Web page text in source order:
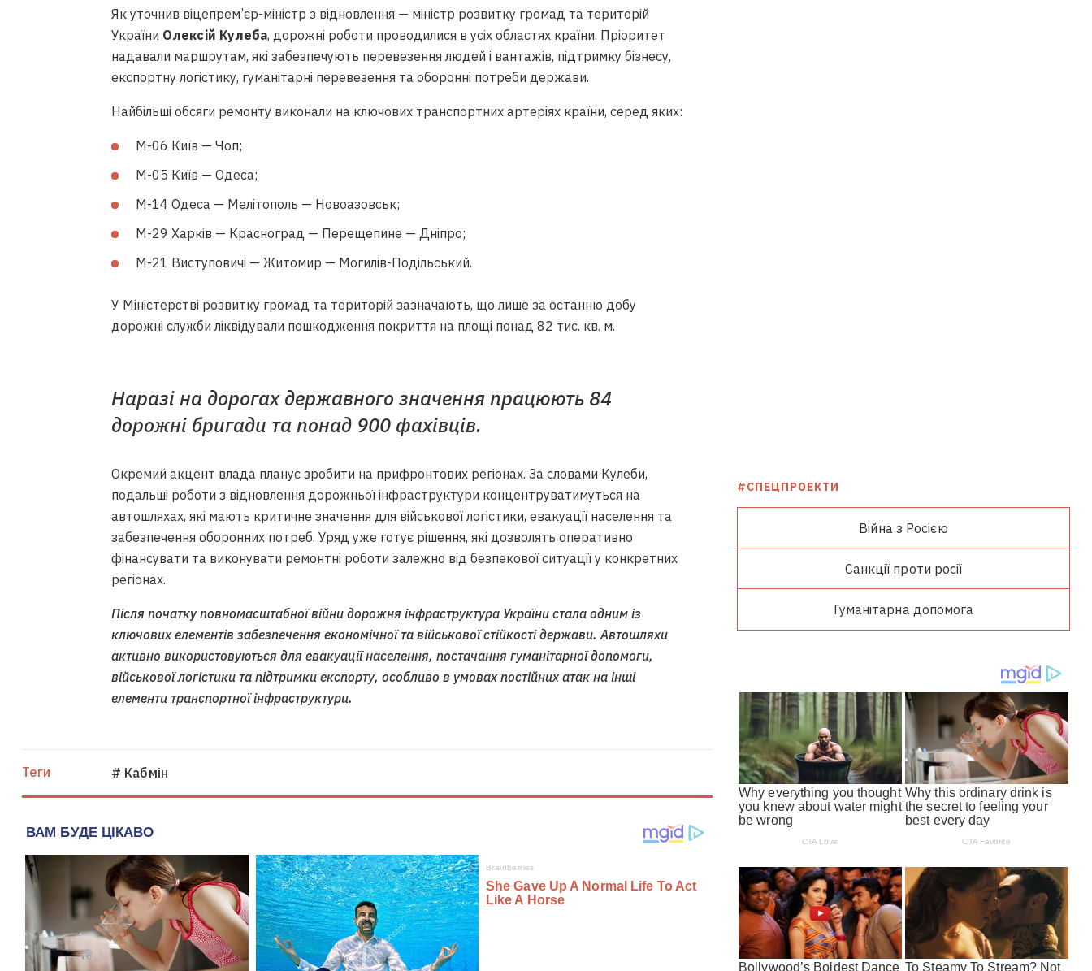
Як уточнив віцепрем’єр-міністр з відновлення — міністр розвитку громад та територій
України Олексій Кулеба, дорожні роботи проводилися в усіх областях країни. Пріоритет
надавали маршрутам, які забезпечують перевезення людей і вантажів, підтримку бізнесу,
експортну логістику, гуманітарні перевезення та оборонні потреби держави.
Найбільші обсяги ремонту виконали на ключових транспортних артеріях країни, серед яких:
М-06 Київ — Чоп;
М-05 Київ — Одеса;
М-14 Одеса — Мелітополь — Новоазовськ;
М-29 Харків — Красноград — Перещепине — Дніпро;
М-21 Виступовичі — Житомир — Могилів-Подільський.
У Міністерстві розвитку громад та територій зазначають, що лише за останню добу
дорожні служби ліквідували пошкодження покриття на площі понад 82 тис. кв. м.
Наразі на дорогах державного значення працюють 84
дорожні бригади та понад 900 фахівців.
Окремий акцент влада планує зробити на прифронтових регіонах. За словами Кулеби,
подальші роботи з відновлення дорожньої інфраструктури концентруватимуться на
автошляхах, які мають критичне значення для військової логістики, евакуації населення та
забезпечення оборонних потреб. Уряд уже готує рішення, які дозволять оперативно
фінансувати та виконувати ремонтні роботи залежно від безпекової ситуації у конкретних
регіонах.
Після початку повномасштабної війни дорожня інфраструктура України стала одним із
ключових елементів забезпечення економічної та військової стійкості держави. Автошляхи
активно використовуються для евакуації населення, постачання гуманітарної допомоги,
військової логістики та підтримки експорту, особливо в умовах постійних атак на інші
елементи транспортної інфраструктури.
Теги # Кабмін
#СПЕЦПРОЕКТИ
Війна з Росією
Санкції проти росії
Гуманітарна допомога